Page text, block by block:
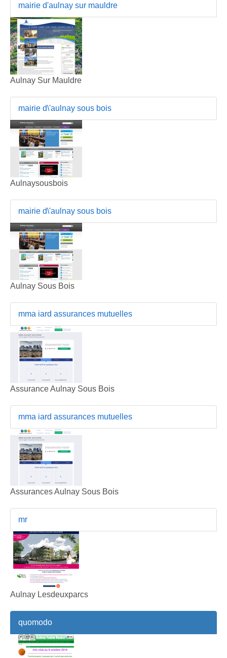
mairie d'aulnay sur mauldre
Aulnay Sur Mauldre
mairie d\'aulnay sous bois
Aulnaysousbois
mairie d\'aulnay sous bois
Aulnay Sous Bois
mma iard assurances mutuelles
Assurance Aulnay Sous Bois
mma iard assurances mutuelles
Assurances Aulnay Sous Bois
mr
Aulnay Lesdeuxparcs
quomodo